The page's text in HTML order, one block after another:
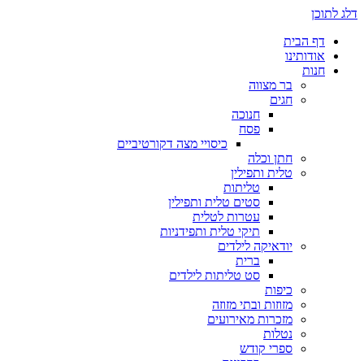
דלג לתוכן
דף הבית
אודותינו
חנות
בר מצווה
חגים
חנוכה
פסח
כיסויי מצה דקורטיביים
חתן וכלה
טלית ותפילין
טליתות
סטים טלית ותפילין
עטרות לטלית
תיקי טלית ותפידניות
יודאיקה לילדים
ברית
סט טליתות לילדים
כיפות
מזוזות ובתי מזוזה
מזכרות מאירועים
נטלות
ספרי קודש